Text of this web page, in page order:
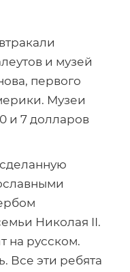
и музей
первого
Музеи
и 7 долларов
Николая II.
на русском.
Все эти ребята